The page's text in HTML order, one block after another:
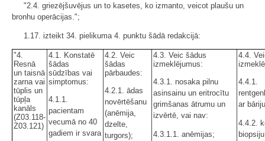
"2.4. griezējšuvējus un to kasetes, ko izmanto, veicot plaušu un
bronhu operācijas.";
1.17. izteikt 34. pielikuma 4. punktu šādā redakcijā:
"4.
Resnā
un taisnā
zarna vai
tūplis un
tūpļa
kanāls
(Z03.118-
Z03.121)
4.1. Konstatē
šādas
sūdzības vai
simptomus:
4.1.1.
pacientam
vecumā no 40
gadiem ir svara
4.2. Veic
šādas
pārbaudes:
4.2.1. ādas
novērtēšanu
(anēmija,
dzelte,
turgors);
4.3. Veic šādus
izmeklējumus:
4.3.1. nosaka pilnu
asinsainu un eritrocītu
grimšanas ātrumu un
izvērtē, vai nav:
4.3.1.1. anēmijas;
4.4.
4.4.1.
ar
4.4.2.